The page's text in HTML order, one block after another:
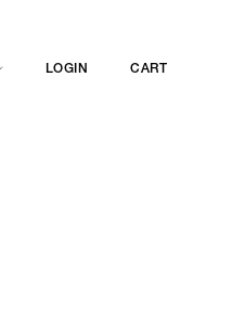
LOGIN CART